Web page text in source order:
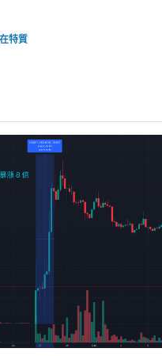
特質